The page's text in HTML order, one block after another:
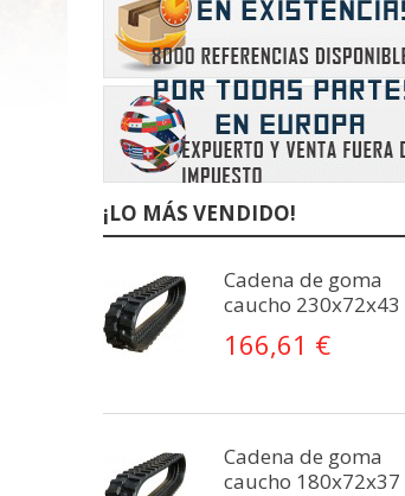
¡LO MÁS VENDIDO!
Cadena de goma
caucho 230x72x43
166,61 €
Cadena de goma
caucho 180x72x37